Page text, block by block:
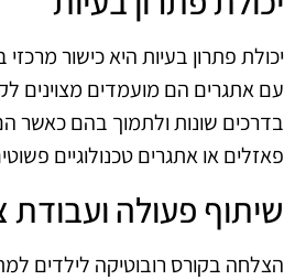
יכולת פתרון בעיות היא כישור
עם אתגרים הם מועמדים מצוינים
בדרכים שונות ולתמוך בהם כאשר
פאזלים או אתגרים טכנולוגיים
שיתוף פעולה ועבודת
הצלחה בקורס רובוטיקה לילדים